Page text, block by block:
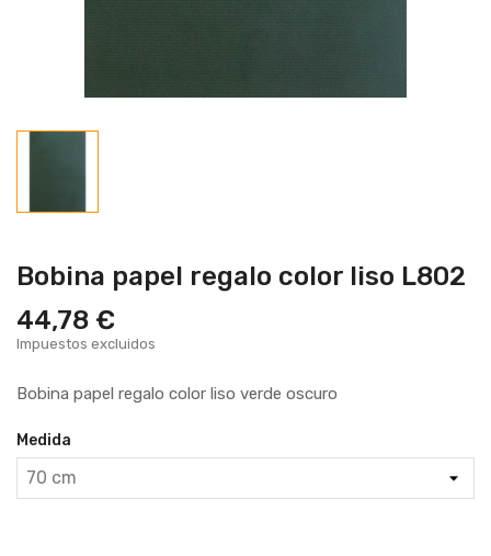
Bobina papel regalo color liso L802
44,78 €
Impuestos excluidos
Bobina papel regalo color liso verde oscuro
Medida